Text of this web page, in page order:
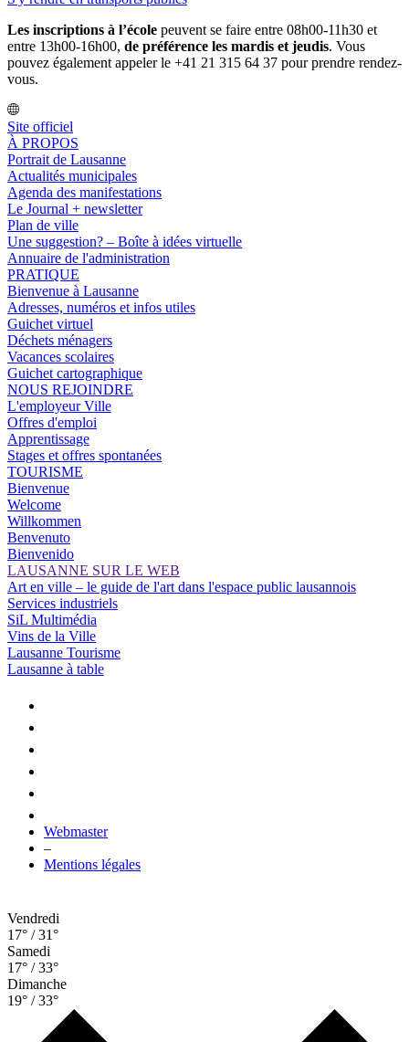
Les inscriptions à l’école peuvent se faire entre 08h00-11h30 et
entre 13h00-16h00, de préférence les mardis et jeudis. Vous
pouvez également appeler le +41 21 315 64 37 pour prendre rendez-
vous.
Site officiel
À PROPOS
Portrait de Lausanne
Actualités municipales
Agenda des manifestations
Le Journal + newsletter
Plan de ville
Une suggestion? – Boîte à idées virtuelle
Annuaire de l'administration
PRATIQUE
Bienvenue à Lausanne
Adresses, numéros et infos utiles
Guichet virtuel
Déchets ménagers
Vacances scolaires
Guichet cartographique
NOUS REJOINDRE
L'employeur Ville
Offres d'emploi
Apprentissage
Stages et offres spontanées
TOURISME
Bienvenue
Welcome
Willkommen
Benvenuto
Bienvenido
LAUSANNE SUR LE WEB
Art en ville – le guide de l'art dans l'espace public lausannois
Services industriels
SiL Multimédia
Vins de la Ville
Lausanne Tourisme
Lausanne à table
Webmaster
–
Mentions légales
Vendredi
17° / 31°
Samedi
17° / 33°
Dimanche
19° / 33°